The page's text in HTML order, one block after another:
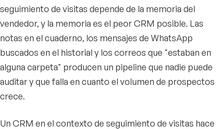
seguimiento de visitas depende de la memoria del
vendedor, y la memoria es el peor CRM posible. Las
notas en el cuaderno, los mensajes de WhatsApp
buscados en el historial y los correos que "estaban en
alguna carpeta" producen un pipeline que nadie puede
auditar y que falla en cuanto el volumen de prospectos
crece.
Un CRM en el contexto de seguimiento de visitas hace